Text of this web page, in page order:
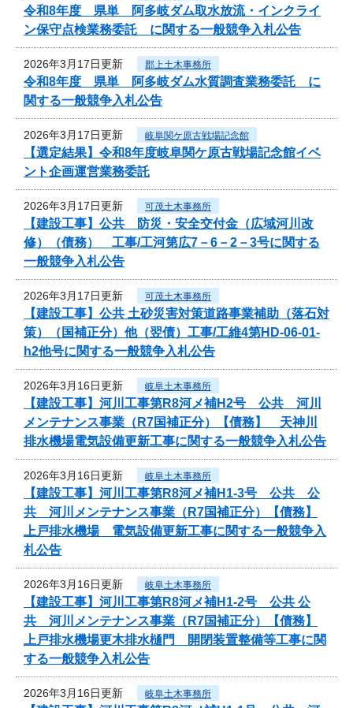
令和8年度 県単 阿多岐ダム取水放流・インクライ
ン保守点検業務委託 に関する一般競争入札公告
2026年3月17日更新 郡上土木事務所
令和8年度 県単 阿多岐ダム水質調査業務委託 に
関する一般競争入札公告
2026年3月17日更新 岐阜関ケ原古戦場記念館
【選定結果】令和8年度岐阜関ケ原古戦場記念館イベ
ント企画運営業務委託
2026年3月17日更新 可茂土木事務所
【建設工事】公共 防災・安全交付金（広域河川改
修）（債務） 工事/工河第広7－6－2－3号に関する
一般競争入札公告
2026年3月17日更新 可茂土木事務所
【建設工事】公共 土砂災害対策道路事業補助（落石対
策）（国補正分）他（翌債）工事/工維4第HD-06-01-
h2他号に関する一般競争入札公告
2026年3月16日更新 岐阜土木事務所
【建設工事】河川工事第R8河メ補H2号 公共 河川
メンテナンス事業（R7国補正分）【債務】 天神川
排水機場電気設備更新工事に関する一般競争入札公告
2026年3月16日更新 岐阜土木事務所
【建設工事】河川工事第R8河メ補H1-3号 公共 公
共 河川メンテナンス事業（R7国補正分）【債務】
上戸排水機場 電気設備更新工事に関する一般競争入
札公告
2026年3月16日更新 岐阜土木事務所
【建設工事】河川工事第R8河メ補H1-2号 公共 公
共 河川メンテナンス事業（R7国補正分）【債務】
上戸排水機場更木排水樋門 開閉装置整備等工事に関
する一般競争入札公告
2026年3月16日更新 岐阜土木事務所